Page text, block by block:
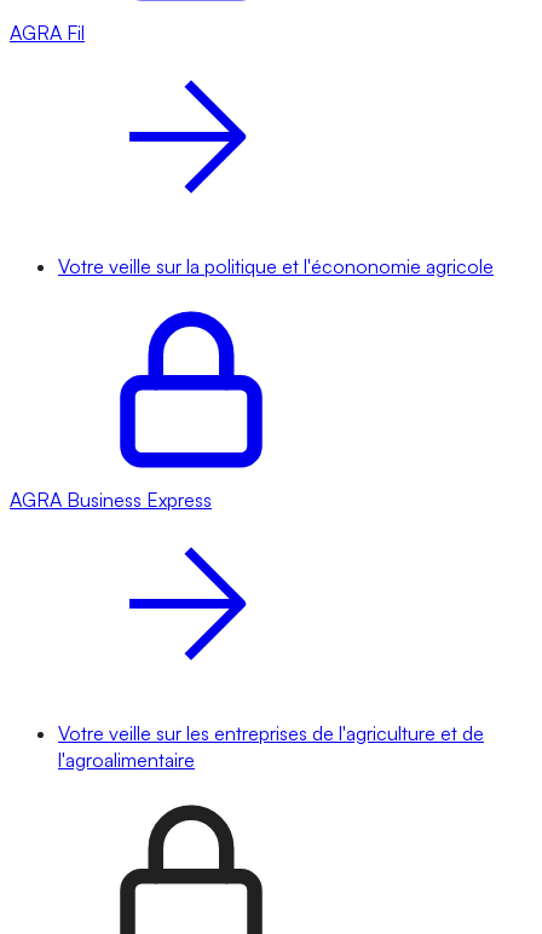
AGRA Fil
Votre veille sur la politique et l'écononomie agricole
AGRA Business Express
Votre veille sur les entreprises de l'agriculture et de
l'agroalimentaire